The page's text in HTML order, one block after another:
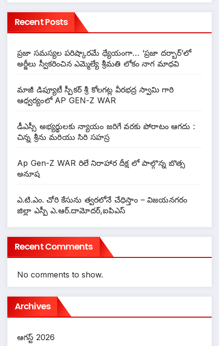
Recent Posts
ప్రజా సమస్యల పరిష్కారమే ధ్యేయంగా… ‘ప్రజా దర్బార్’లో
అర్జీలు స్వీకరించిన ఎమ్మెల్యే శ్రీమతి లోకం నాగ మాధవి
మాజీ డిప్యూటీ స్పీకర్ శ్రీ కోలగట్ల వీరభద్ర స్వామి గారి
ఆధ్వర్యంలో AP GEN-Z WAR
డీఎస్సీ అభ్యర్థులకు న్యాయం జరిగే వరకు పోరాటం ఆగదు :
చిన్న శ్రీను మరియు సిరి సహస్ర
Ap Gen-Z WAR రిలే నిరాహార దీక్ష లో పాల్గొన్న బొత్స
అనూష
ఎ.టి.ఎం. చోరి కేసును త్వరలోనే చేధిస్తాం – విజయనగరం
జిల్లా ఎస్పీ ఎ.ఆర్.దామోదర్,ఐపిఎస్
Recent Comments
No comments to show.
Archives
ఆగస్ట్ 2026